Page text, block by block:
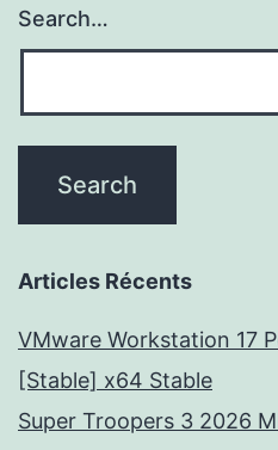
Search…
Articles Récents
VMware Workstation 17
[Stable] x64 Stable
Super Troopers 3 2026